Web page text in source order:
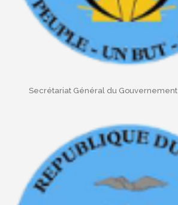
Secrétariat Général du Gouvernement